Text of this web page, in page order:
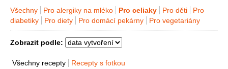
Všechny Pro alergiky na mléko Pro celiaky Pro děti
Pro
diabetiky
Pro diety Pro domácí pekárny Pro vegetariány
Zobrazit podle:
Všechny recepty
Recepty s fotkou